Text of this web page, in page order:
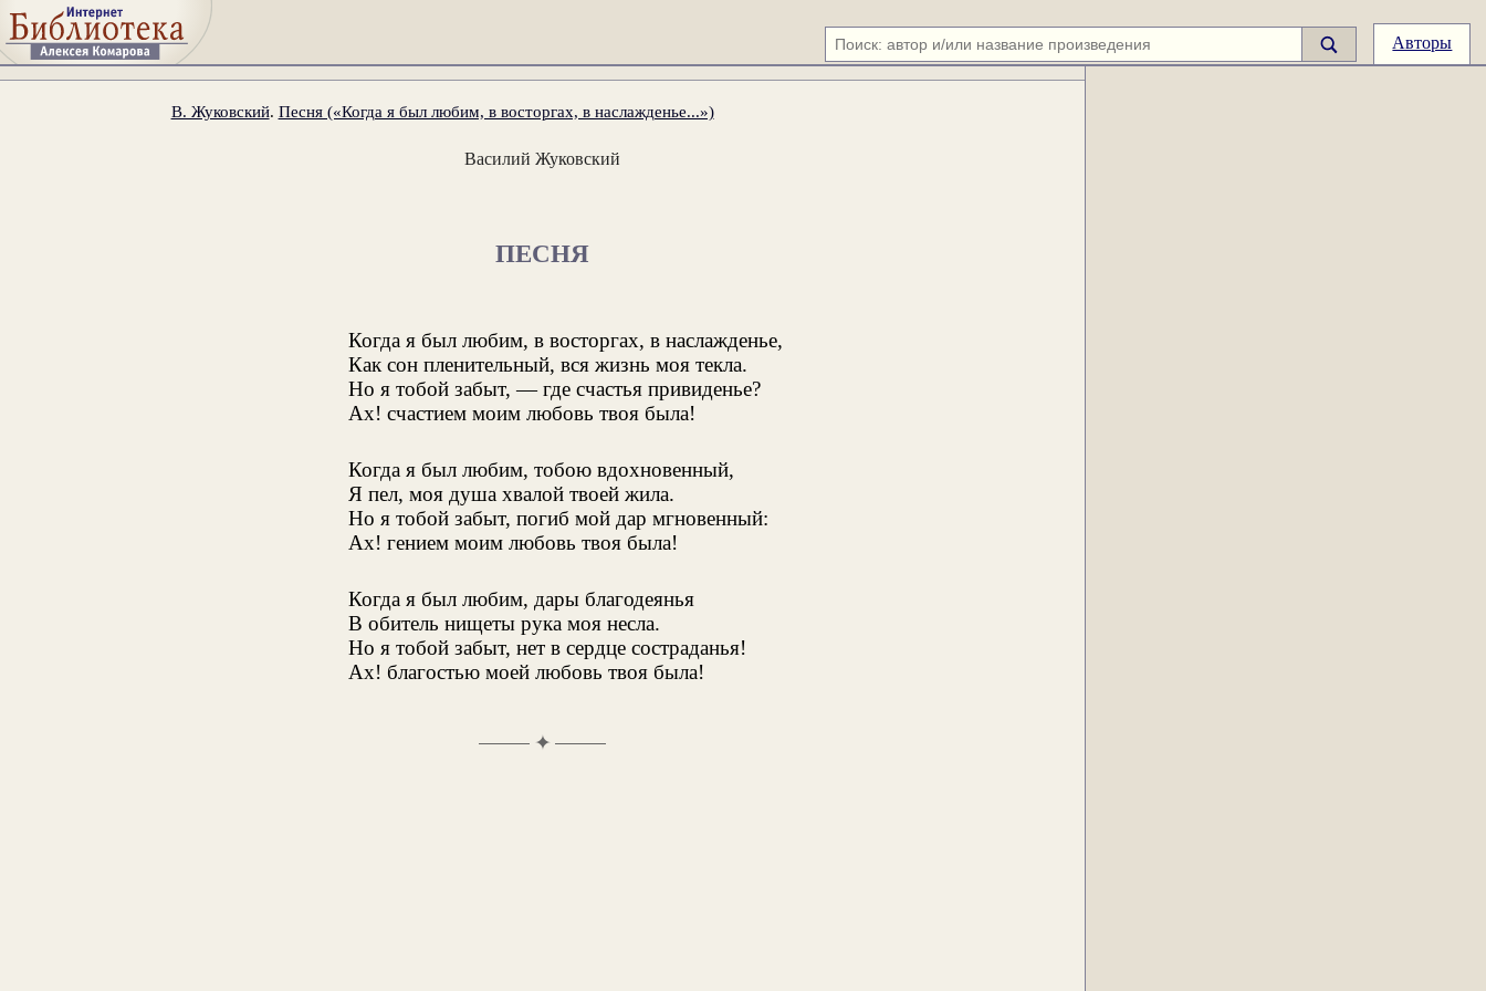
Авторы
В. Жуковский. Песня («Когда я был любим, в восторгах, в наслажденье...»)
Василий Жуковский
ПЕСНЯ
Когда я был любим, в восторгах, в наслажденье,
Как сон пленительный, вся жизнь моя текла.
Но я тобой забыт, — где счастья привиденье?
Ах! счастием моим любовь твоя была!
Когда я был любим, тобою вдохновенный,
Я пел, моя душа хвалой твоей жила.
Но я тобой забыт, погиб мой дар мгновенный:
Ах! гением моим любовь твоя была!
Когда я был любим, дары благодеянья
В обитель нищеты рука моя несла.
Но я тобой забыт, нет в сердце состраданья!
Ах! благостью моей любовь твоя была!
✦